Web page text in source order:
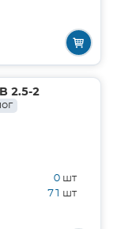
2.5-2
0 шт
71 шт